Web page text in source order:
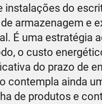
instalações do
armazenagem e
É uma estratégia
o custo
do prazo de
contempla ainda
de produtos e